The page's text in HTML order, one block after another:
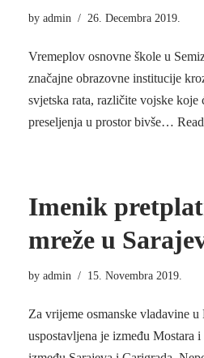
by admin 26. Decembra 2019.
Vremeplov osnovne škole u
značajne obrazovne institucije
svjetska rata, različite vojske
preseljenja u prostor bivše…
Imenik
mreže u
by admin 15. Novembra 2019.
Za vrijeme osmanske vladavine
uspostavljena je između Mostara